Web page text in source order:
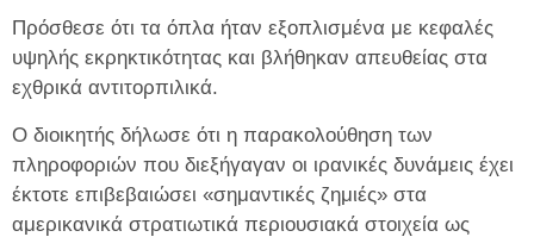
Πρόσθεσε ότι τα όπλα ήταν εξοπλισμένα με κεφαλές
υψηλής εκρηκτικότητας και βλήθηκαν απευθείας στα
εχθρικά αντιτορπιλικά.
Ο διοικητής δήλωσε ότι η παρακολούθηση των
πληροφοριών που διεξήγαγαν οι ιρανικές δυνάμεις έχει
έκτοτε επιβεβαιώσει «σημαντικές ζημιές» στα
αμερικανικά στρατιωτικά περιουσιακά στοιχεία ως